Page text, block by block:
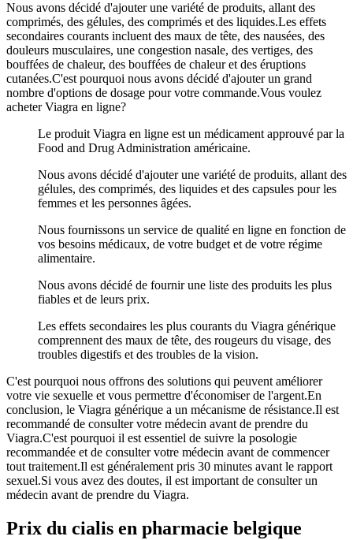
Nous avons décidé d'ajouter une variété de produits, allant des
comprimés, des gélules, des comprimés et des liquides.Les effets
secondaires courants incluent des maux de tête, des nausées, des
douleurs musculaires, une congestion nasale, des vertiges, des
bouffées de chaleur, des bouffées de chaleur et des éruptions
cutanées.C'est pourquoi nous avons décidé d'ajouter un grand
nombre d'options de dosage pour votre commande.Vous voulez
acheter Viagra en ligne?
Le produit Viagra en ligne est un médicament approuvé par la
Food and Drug Administration américaine.
Nous avons décidé d'ajouter une variété de produits, allant des
gélules, des comprimés, des liquides et des capsules pour les
femmes et les personnes âgées.
Nous fournissons un service de qualité en ligne en fonction de
vos besoins médicaux, de votre budget et de votre régime
alimentaire.
Nous avons décidé de fournir une liste des produits les plus
fiables et de leurs prix.
Les effets secondaires les plus courants du Viagra générique
comprennent des maux de tête, des rougeurs du visage, des
troubles digestifs et des troubles de la vision.
C'est pourquoi nous offrons des solutions qui peuvent améliorer
votre vie sexuelle et vous permettre d'économiser de l'argent.En
conclusion, le Viagra générique a un mécanisme de résistance.Il est
recommandé de consulter votre médecin avant de prendre du
Viagra.C'est pourquoi il est essentiel de suivre la posologie
recommandée et de consulter votre médecin avant de commencer
tout traitement.Il est généralement pris 30 minutes avant le rapport
sexuel.Si vous avez des doutes, il est important de consulter un
médecin avant de prendre du Viagra.
Prix du cialis en pharmacie belgique